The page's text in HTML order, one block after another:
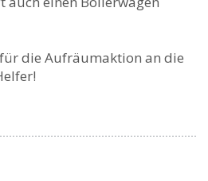
die Aufräumaktion an die